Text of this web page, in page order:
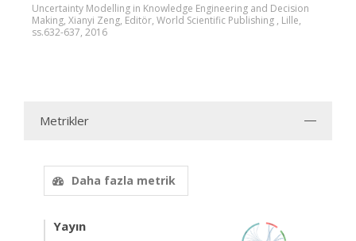
Uncertainty Modelling in Knowledge Engineering and Decision
Making, Xianyi Zeng, Editör, World Scientific Publishing , Lille,
ss.632-637, 2016
Metrikler
Daha fazla metrik
Yayın